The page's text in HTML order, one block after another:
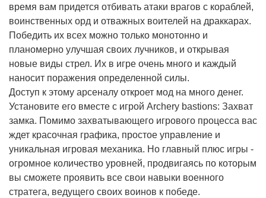
время вам придется отбивать атаки врагов с кораблей,
воинственных орд и отважных воителей на драккарах.
Победить их всех можно только монотонно и
планомерно улучшая своих лучников, и открывая
новые виды стрел. Их в игре очень много и каждый
наносит поражения определенной силы.
Доступ к этому арсеналу откроет мод на много денег.
Установите его вместе с игрой Archery bastions: Захват
замка. Помимо захватывающего игрового процесса вас
ждет красочная графика, простое управление и
уникальная игровая механика. Но главный плюс игры -
огромное количество уровней, продвигаясь по которым
вы сможете проявить все свои навыки военного
стратега, ведущего своих воинов к победе.